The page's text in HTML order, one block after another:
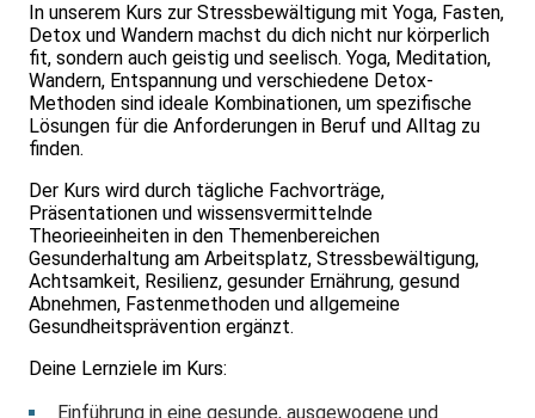
In unserem Kurs zur Stressbewältigung mit Yoga, Fasten,
Detox und Wandern machst du dich nicht nur körperlich
fit, sondern auch geistig und seelisch. Yoga, Meditation,
Wandern, Entspannung und verschiedene Detox-
Methoden sind ideale Kombinationen, um spezifische
Lösungen für die Anforderungen in Beruf und Alltag zu
finden.
Der Kurs wird durch tägliche Fachvorträge,
Präsentationen und wissensvermittelnde
Theorieeinheiten in den Themenbereichen
Gesunderhaltung am Arbeitsplatz, Stressbewältigung,
Achtsamkeit, Resilienz, gesunder Ernährung, gesund
Abnehmen, Fastenmethoden und allgemeine
Gesundheitsprävention ergänzt.
Deine Lernziele im Kurs:
Einführung in eine gesunde, ausgewogene und